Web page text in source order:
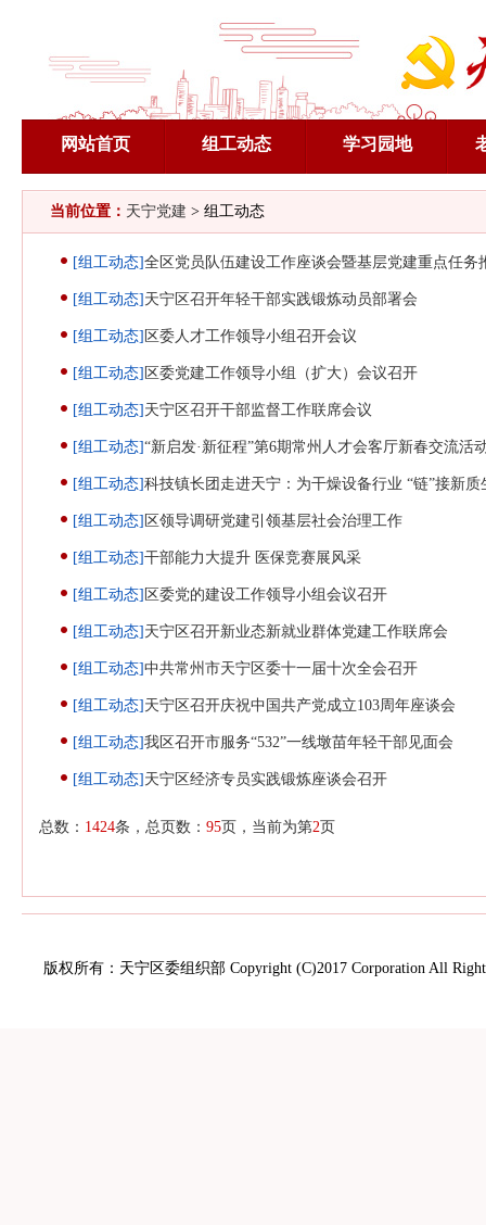
网站首页 组工动态 学习园地
当前位置： 天宁党建 > 组工动态
[组工动态]全区党员队伍建设工作座谈会暨基层党建重点任务
[组工动态] 天宁区召开年轻干部实践锻炼动员部署会
[组工动态] 区委人才工作领导小组召开会议
[组工动态] 区委党建工作领导小组（扩大）会议召开
[组工动态] 天宁区召开干部监督工作联席会议
[组工动态]“新启发·新征程”第6期常州人才会客厅新春交流活
[组工动态]科技镇长团走进天宁：为干燥设备行业 “链”接新质
[组工动态] 区领导调研党建引领基层社会治理工作
[组工动态]干部能力大提升 医保竞赛展风采
[组工动态] 区委党的建设工作领导小组会议召开
[组工动态] 天宁区召开新业态新就业群体党建工作联席会
[组工动态]中共常州市天宁区委十一届十次全会召开
[组工动态] 天宁区召开庆祝中国共产党成立103周年座谈会
[组工动态]我区召开市服务“532”一线墩苗年轻干部见面会
[组工动态] 天宁区经济专员实践锻炼座谈会召开
总数： 1424条，总页数： 95页，当前为第2页
版权所有：天宁区委组织部 Copyright (C)2017 Corporation All